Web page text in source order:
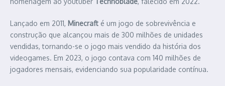
Lançado em 2011, Minecraft é um jogo de sobrevivência e
construção que alcançou mais de 300 milhões de unidades
vendidas, tornando-se o jogo mais vendido da história dos
videogames. Em 2023, o jogo contava com 140 milhões de
jogadores mensais, evidenciando sua popularidade contínua.​